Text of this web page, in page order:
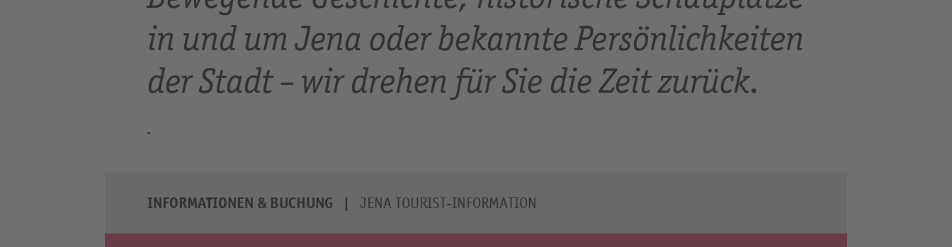
in und um Jena oder bekannte Persönlichkeiten
der Stadt – wir drehen für Sie die Zeit zurück.
INFORMATIONEN & BUCHUNG JENA TOURIST-INFORMATION